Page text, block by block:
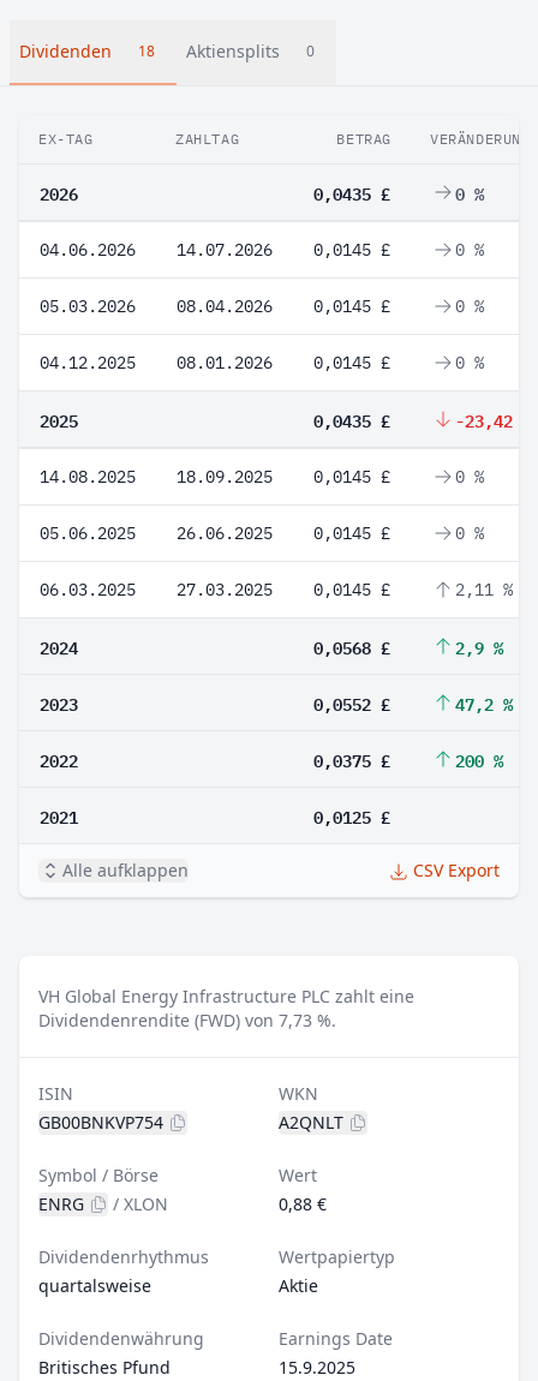
Dividenden 18 Aktiensplits 0
EX-TAG ZAHLTAG BETRAG VERÄNDERUNG
2026 0,0435 £ 0 %
04.06.2026 14.07.2026 0,0145 £ 0 %
05.03.2026 08.04.2026 0,0145 £ 0 %
04.12.2025 08.01.2026 0,0145 £ 0 %
2025 0,0435 £ -23,42 %
14.08.2025 18.09.2025 0,0145 £ 0 %
05.06.2025 26.06.2025 0,0145 £ 0 %
06.03.2025 27.03.2025 0,0145 £ 2,11 %
2024 0,0568 £ 2,9 %
2023 0,0552 £ 47,2 %
2022 0,0375 £ 200 %
2021 0,0125 £
Alle aufklappen CSV Export
VH Global Energy Infrastructure PLC zahlt eine
Dividendenrendite (FWD) von 7,73 %.
ISIN
GB00BNKVP754
WKN
A2QNLT
Symbol / Börse
ENRG
/ XLON
Wert
0,88 €
Dividendenrhythmus
quartalsweise
Wertpapiertyp
Aktie
Dividendenwährung
Britisches Pfund
Earnings Date
15.9.2025